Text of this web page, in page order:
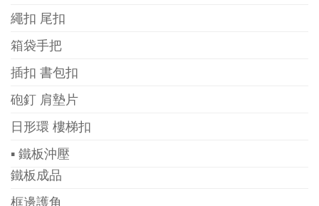
繩扣 尾扣
箱袋手把
插扣 書包扣
砲釘 肩墊片
日形環 樓梯扣
▪ 鐵板沖壓
鐵板成品
框邊護角